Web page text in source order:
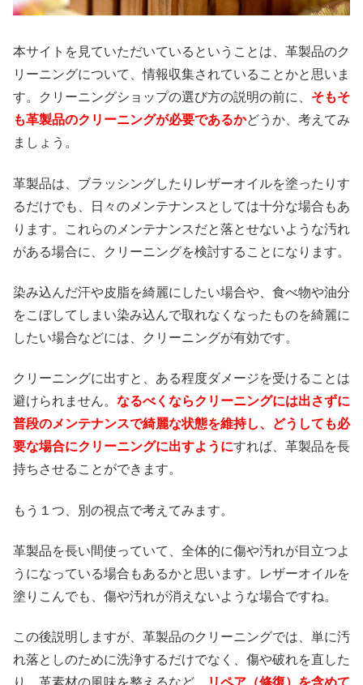
本サイトを見ていただいているということは、革製品のク
リーニングについて、情報収集されていることかと思いま
す。クリーニングショップの選び方の説明の前に、 そもそ
も革製品のクリーニングが必要であるかどうか、考えてみ
ましょう。
革製品は、ブラッシングしたりレザーオイルを塗ったりす
るだけでも、日々のメンテナンスとしては十分な場合もあ
ります。これらのメンテナンスだと落とせないような汚れ
がある場合に、クリーニングを検討することになります。
染み込んだ汗や皮脂を綺麗にしたい場合や、食べ物や油分
をこぼしてしまい染み込んで取れなくなったものを綺麗に
したい場合などには、クリーニングが有効です。
クリーニングに出すと、ある程度ダメージを受けることは
避けられません。 なるべくならクリーニングには出さずに
普段のメンテナンスで綺麗な状態を維持し、どうしても必
要な場合にクリーニングに出すようにすれば、革製品を長
持ちさせることができます。
もう１つ、別の視点で考えてみます。
革製品を長い間使っていて、全体的に傷や汚れが目立つよ
うになっている場合もあるかと思います。レザーオイルを
塗りこんでも、傷や汚れが消えないような場合ですね。
この後説明しますが、革製品のクリーニングでは、単に汚
れ落としのために洗浄するだけでなく、傷や破れを直した